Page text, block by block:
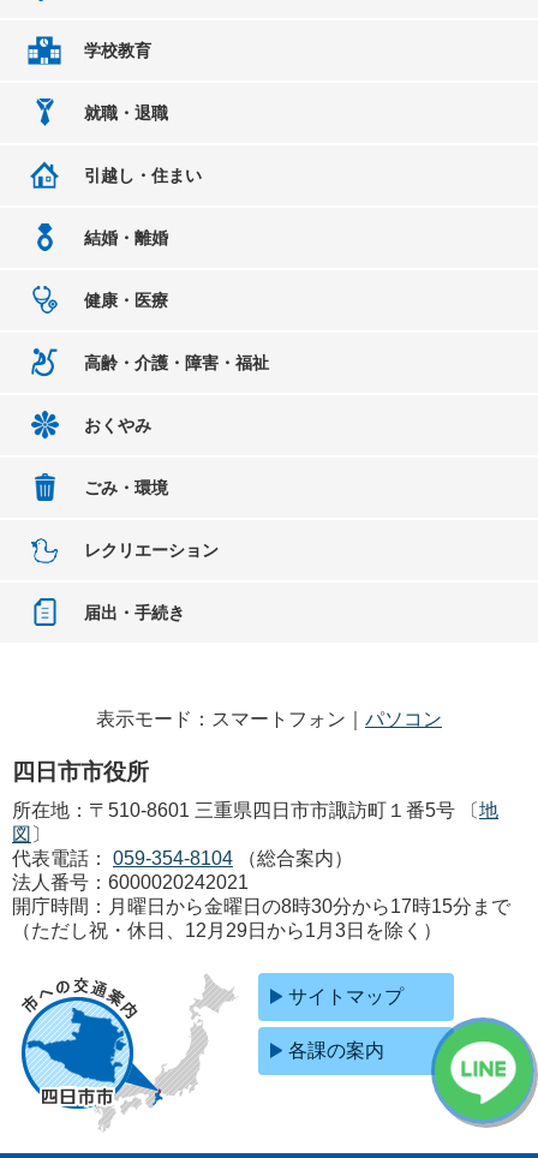
学校教育
就職・退職
引越し・住まい
結婚・離婚
健康・医療
高齢・介護・障害・福祉
おくやみ
ごみ・環境
レクリエーション
届出・手続き
表示モード：スマートフォン｜ パソコン
四日市市役所
所在地：〒510-8601 三重県四日市市諏訪町１番5号 〔 地
図 〕
代表電話：
059-354-8104
（総合案内）
法人番号：6000020242021
開庁時間：月曜日から金曜日の8時30分から17時15分まで
（ただし祝・休日、12月29日から1月3日を除く）
サイトマップ
各課の案内